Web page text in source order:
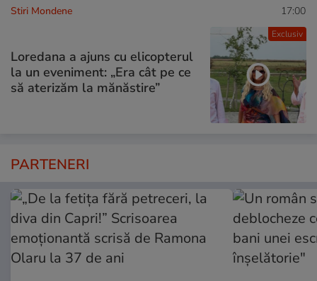
Exclusiv
Stiri Mondene 17:00
Loredana a ajuns cu elicopterul
la un eveniment: „Era cât pe ce
să aterizăm la mănăstire”
PARTENERI